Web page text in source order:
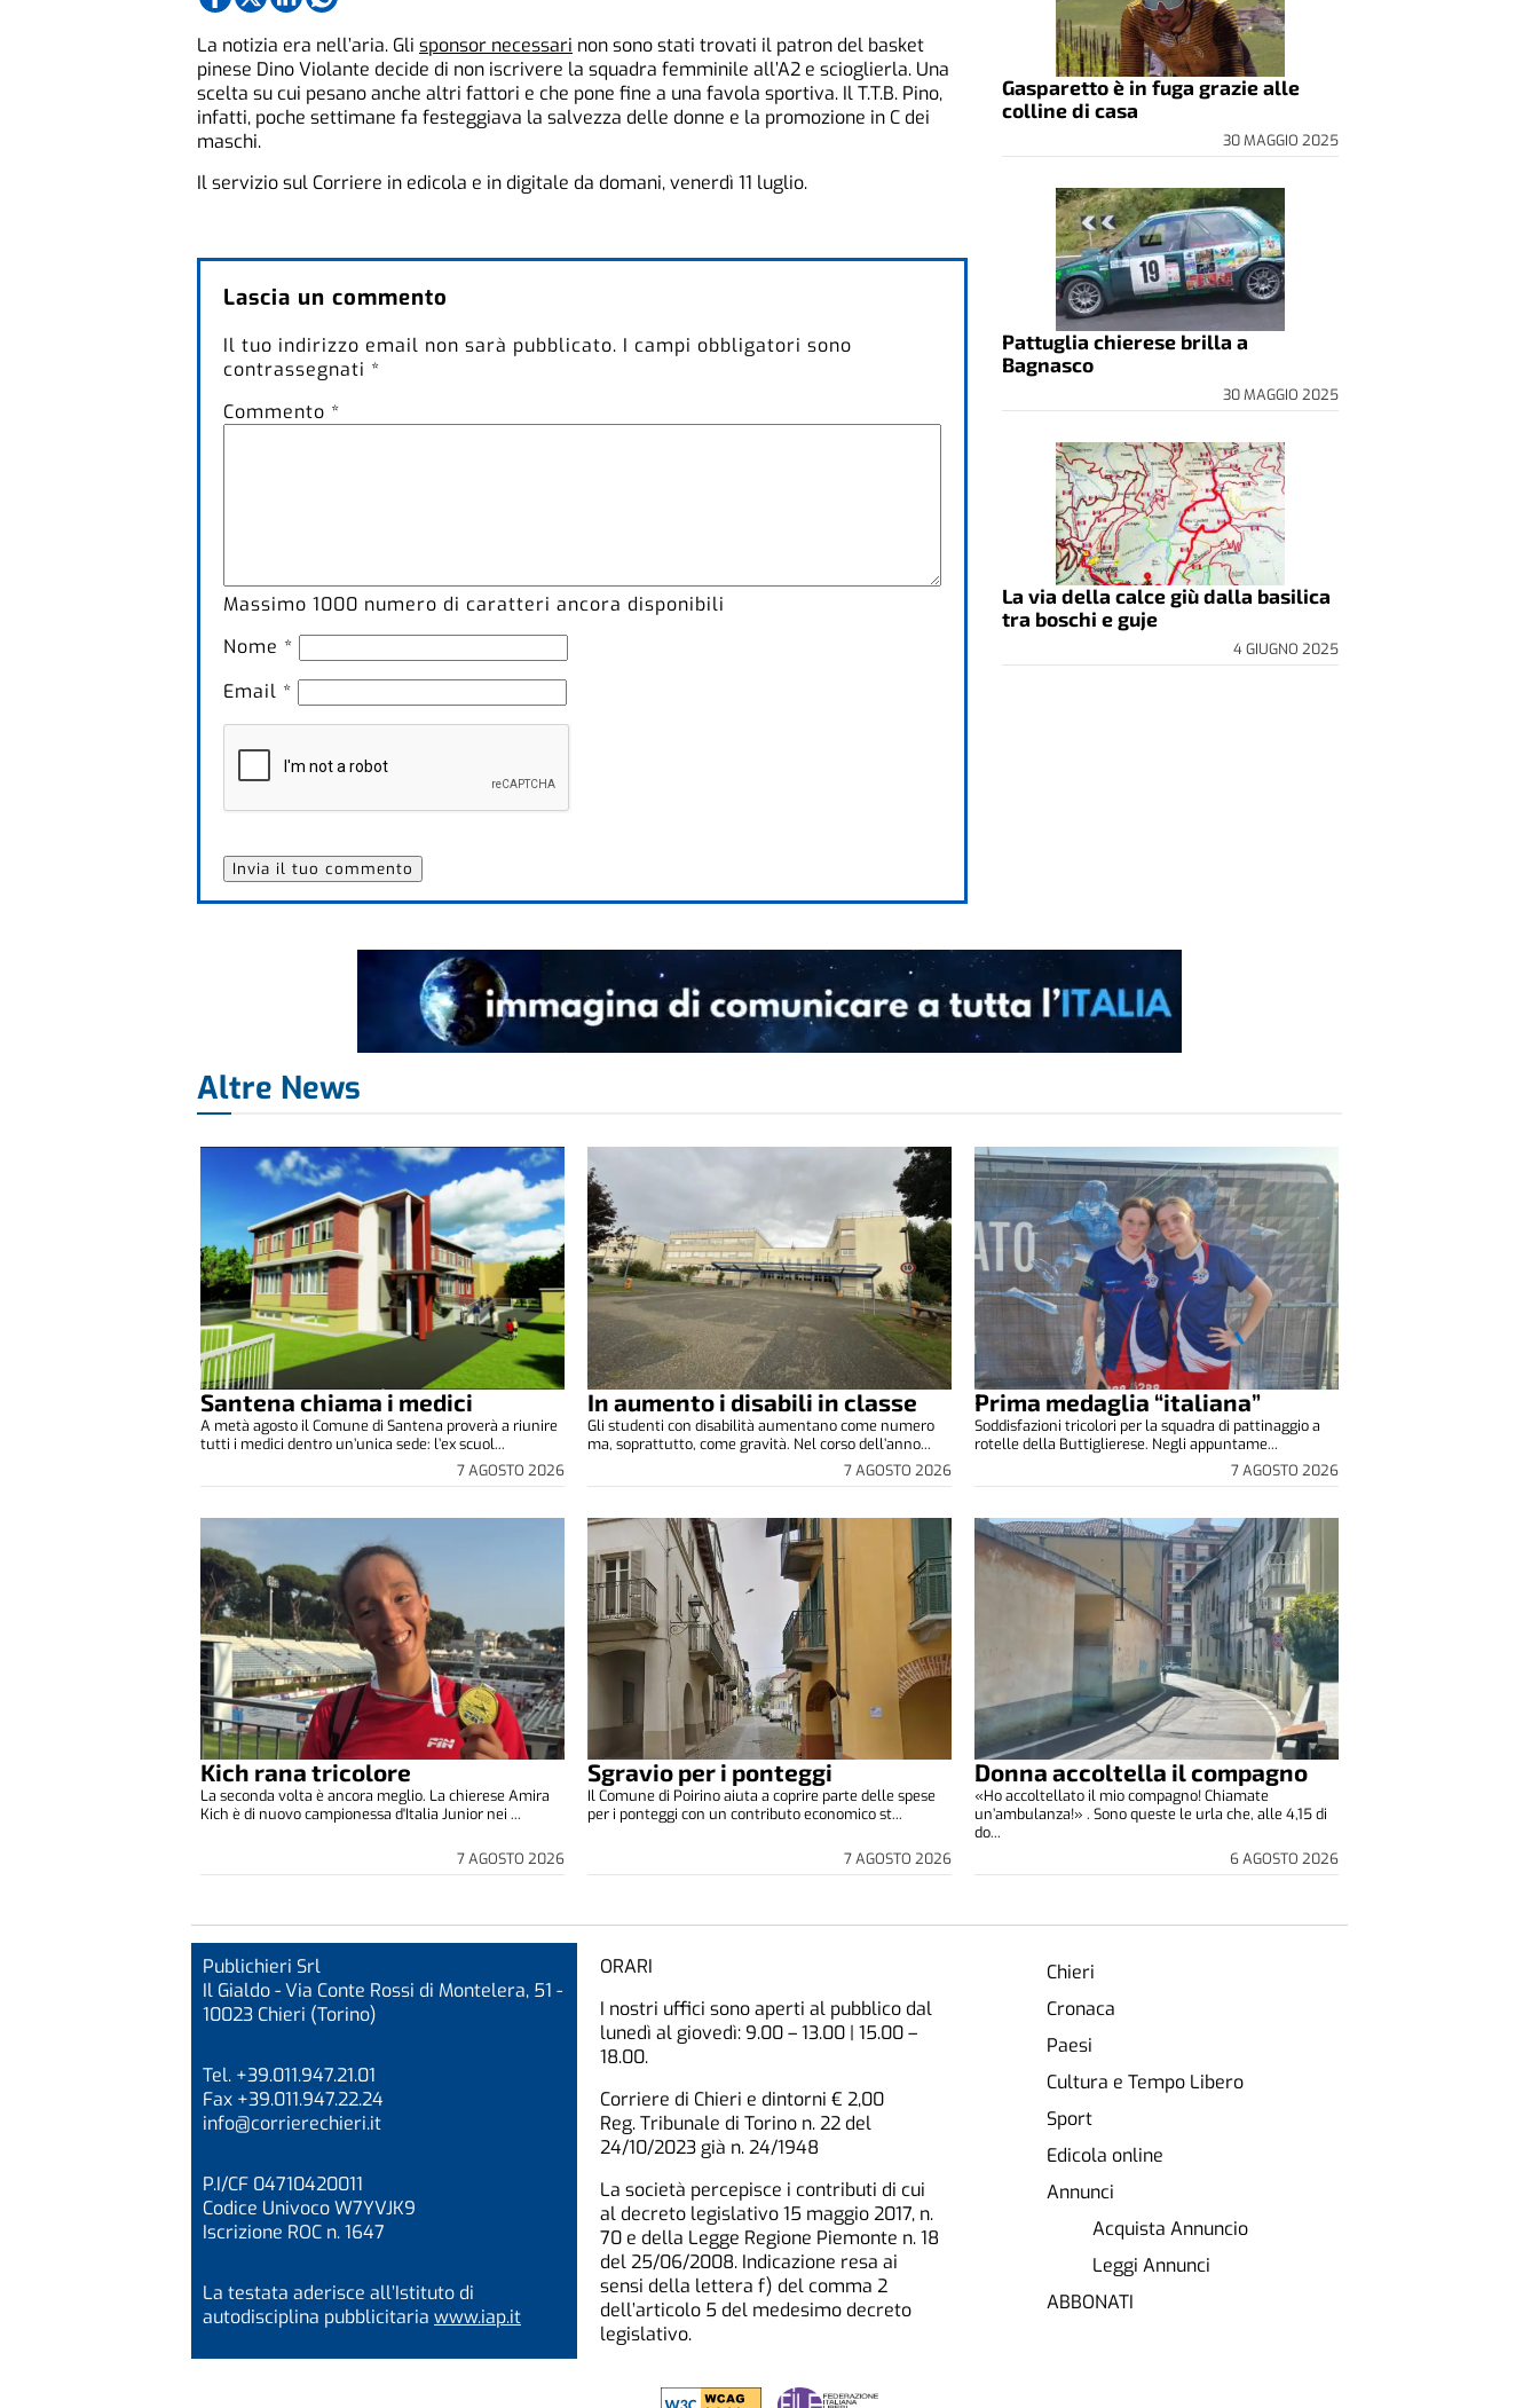
La notizia era nell’aria. Gli sponsor necessari non sono stati trovati il patron del basket
pinese Dino Violante decide di non iscrivere la squadra femminile all’A2 e scioglierla. Una
scelta su cui pesano anche altri fattori e che pone fine a una favola sportiva. Il T.T.B. Pino,
infatti, poche settimane fa festeggiava la salvezza delle donne e la promozione in C dei
maschi.
Il servizio sul Corriere in edicola e in digitale da domani, venerdì 11 luglio.
Lascia un commento
Il tuo indirizzo email non sarà pubblicato. I campi obbligatori sono
contrassegnati *
Commento *
Massimo 1000 numero di caratteri ancora disponibili
Nome *
Email *
Gasparetto è in fuga grazie alle
colline di casa
30 MAGGIO 2025
Pattuglia chierese brilla a
Bagnasco
30 MAGGIO 2025
La via della calce giù dalla basilica
tra boschi e guje
4 GIUGNO 2025
Altre News
Santena chiama i medici
7 AGOSTO 2026
A metà agosto il Comune di Santena proverà a riunire
tutti i medici dentro un’unica sede: l’ex scuol...
In aumento i disabili in classe
7 AGOSTO 2026
Gli studenti con disabilità aumentano come numero
ma, soprattutto, come gravità. Nel corso dell’anno...
Prima medaglia “italiana”
7 AGOSTO 2026
Soddisfazioni tricolori per la squadra di pattinaggio a
rotelle della Buttiglierese. Negli appuntame...
Kich rana tricolore
7 AGOSTO 2026
La seconda volta è ancora meglio. La chierese Amira
Kich è di nuovo campionessa d'Italia Junior nei ...
Sgravio per i ponteggi
7 AGOSTO 2026
Il Comune di Poirino aiuta a coprire parte delle spese
per i ponteggi con un contributo economico st...
Donna accoltella il compagno
6 AGOSTO 2026
«Ho accoltellato il mio compagno! Chiamate
un’ambulanza!» . Sono queste le urla che, alle 4,15 di
do...
Publichieri Srl
Il Gialdo - Via Conte Rossi di Montelera, 51 -
10023 Chieri (Torino)
Tel. +39.011.947.21.01
Fax +39.011.947.22.24
info@corrierechieri.it
P.I/CF 04710420011
Codice Univoco W7YVJK9
Iscrizione ROC n. 1647
La testata aderisce all’Istituto di
autodisciplina pubblicitaria www.iap.it
ORARI
I nostri uffici sono aperti al pubblico dal
lunedì al giovedì: 9.00 – 13.00 | 15.00 –
18.00.
Corriere di Chieri e dintorni € 2,00
Reg. Tribunale di Torino n. 22 del
24/10/2023 già n. 24/1948
La società percepisce i contributi di cui
al decreto legislativo 15 maggio 2017, n.
70 e della Legge Regione Piemonte n. 18
del 25/06/2008. Indicazione resa ai
sensi della lettera f) del comma 2
dell’articolo 5 del medesimo decreto
legislativo.
Chieri
Cronaca
Paesi
Cultura e Tempo Libero
Sport
Edicola online
Annunci
Acquista Annuncio
Leggi Annunci
ABBONATI